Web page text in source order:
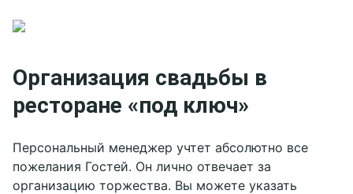
Организация свадьбы в
ресторане «под ключ»
Персональный менеджер учтет абсолютно все
пожелания Гостей. Он лично отвечает за
организацию торжества. Вы можете указать